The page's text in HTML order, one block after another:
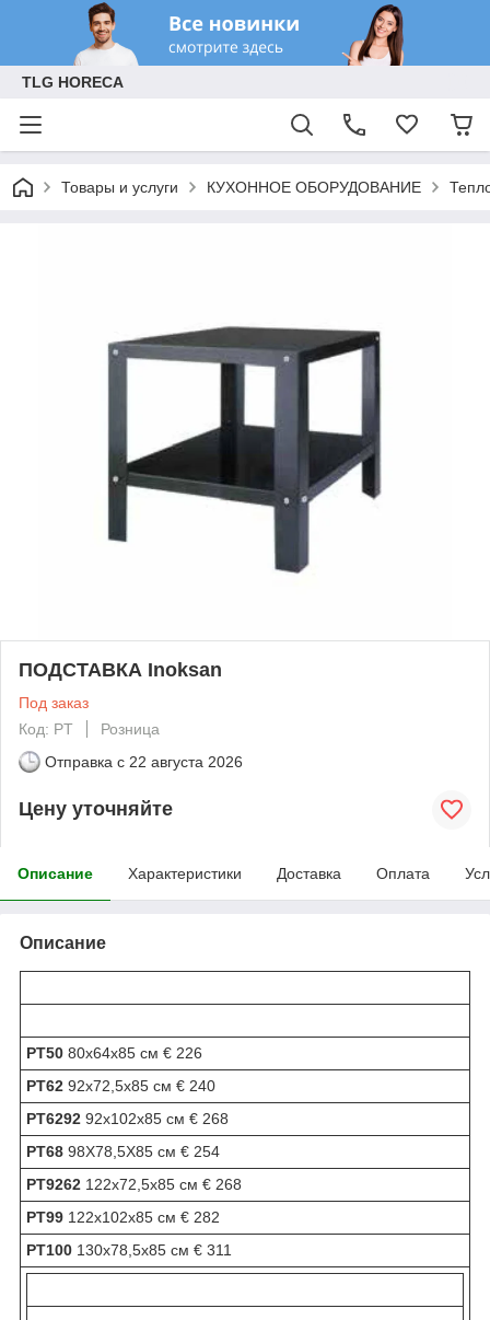
TLG HORECA
Товары и услуги КУХОННОЕ ОБОРУДОВАНИЕ
ПОДСТАВКА Inoksan
Под заказ
Код: PT
Розница
Отправка с 22 августа 2026
Цену уточняйте
Описание Характеристики Доставка Оплата
Описание
PT50 80x64x85 см € 226
PT62 92x72,5x85 см € 240
PT6292 92x102x85 см € 268
PT68 98X78,5X85 см € 254
PT9262 122x72,5x85 см € 268
PT99 122x102x85 см € 282
PT100 130x78,5x85 см € 311